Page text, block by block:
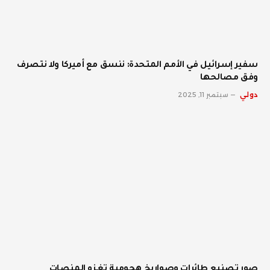
سفير إسرائيل في الأمم المتحدة: ننسق مع أميركا ولا نتصرف
وفق مصالحها
دولي سبتمبر 11, 2025